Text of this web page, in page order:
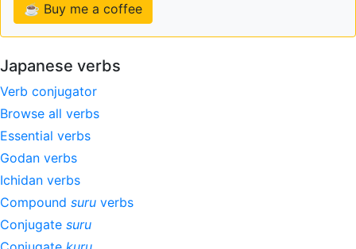
☕ Buy me a coffee
Japanese verbs
Verb conjugator
Browse all verbs
Essential verbs
Godan verbs
Ichidan verbs
Compound suru verbs
Conjugate suru